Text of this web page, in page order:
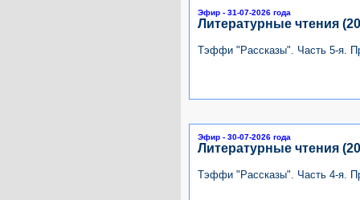
Эфир - 31-07-2026 года
Литературные чтения
Тэффи "Рассказы". Часть 5-я.
Эфир - 30-07-2026 года
Литературные чтения
Тэффи "Рассказы". Часть 4-я.